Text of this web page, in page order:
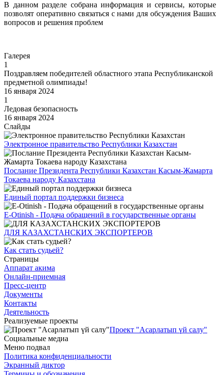
В данном разделе собрана информация и сервисы, которые
позволят оперативно связаться с нами для обсуждения Ваших
вопросов и решения проблем
Галерея
1
Поздравляем победителей областного этапа Республиканской
предметной олимпиады!
16 января 2024
1
Ледовая безопасность
16 января 2024
Слайды
Электронное правительство Республики Казахстан
Послание Президента Республики Казахстан Касым-Жамарта
Токаева народу Казахстана
Единый портал поддержки бизнеса
E-Otinish - Подача обращений в государственные органы
ДЛЯ КАЗАХСТАНСКИХ ЭКСПОРТЕРОВ
Как стать судьей?
Страницы
Аппарат акима
Онлайн-приемная
Пресс-центр
Документы
Контакты
Деятельность
Реализуемые проекты
Проект "Асарлатып үй салу"
Социальные медиа
Меню подвал
Политика конфиденциальности
Экранный диктор